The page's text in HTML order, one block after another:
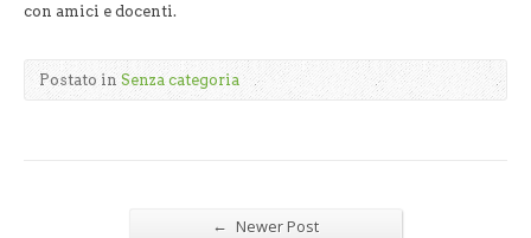
con amici e docenti.
Postato in Senza categoria
← Newer Post